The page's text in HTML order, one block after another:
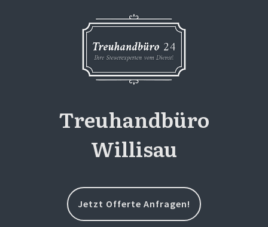
Treuhandbüro
Willisau
Jetzt Offerte Anfragen!